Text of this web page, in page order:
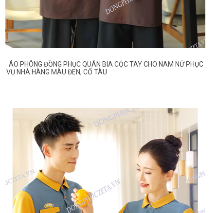
ÁO PHÔNG ĐỒNG PHỤC QUÁN BIA CỘC TAY CHO NAM NỮ PHỤC
VỤ NHÀ HÀNG MÀU ĐEN, CỔ TÀU